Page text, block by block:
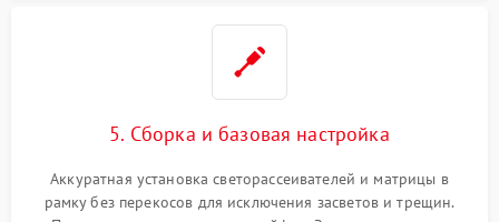
5. Сборка и базовая настройка
Аккуратная установка светорассеивателей и матрицы в
рамку без перекосов для исключения засветов и трещин.